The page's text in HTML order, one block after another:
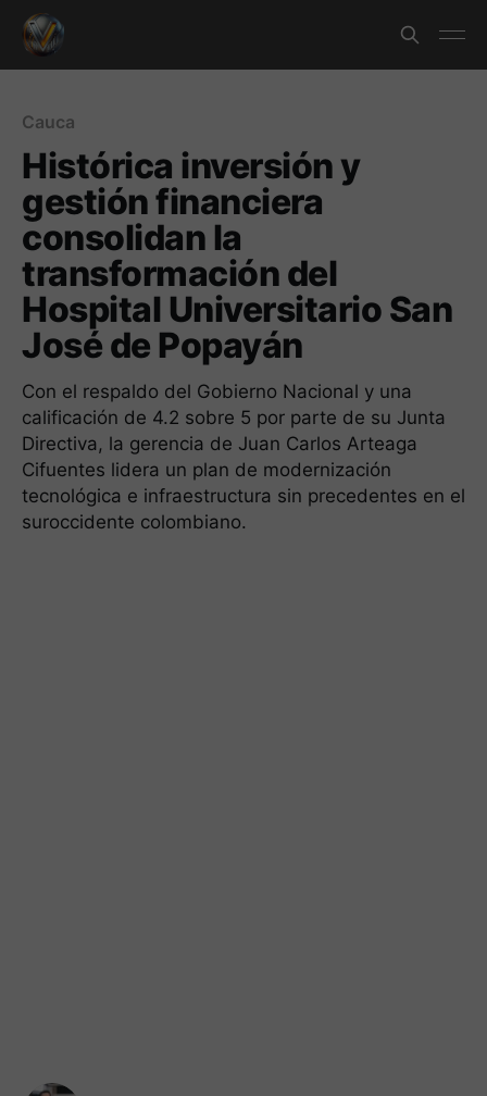
Cauca
Histórica inversión y
gestión financiera
consolidan la
transformación del
Hospital Universitario San
José de Popayán
Con el respaldo del Gobierno Nacional y una
calificación de 4.2 sobre 5 por parte de su Junta
Directiva, la gerencia de Juan Carlos Arteaga
Cifuentes lidera un plan de modernización
tecnológica e infraestructura sin precedentes en el
suroccidente colombiano.